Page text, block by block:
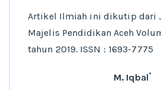
Artikel Ilmiah ini dikutip dari
Majelis Pendidikan Aceh
tahun 2019. ISSN : 1693-7775
M. Iqbal*